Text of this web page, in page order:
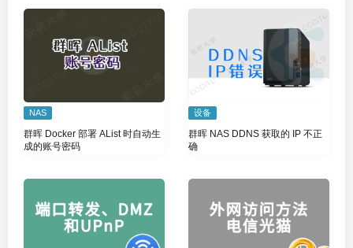
NAS
群晖 Docker 部署 AList 时自动生
成的账号密码
设备
群晖 NAS DDNS 获取的 IP 不正
确